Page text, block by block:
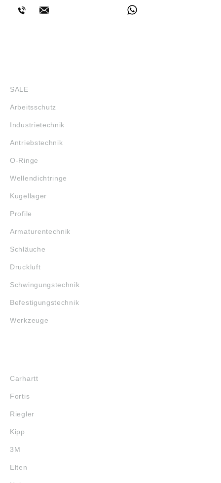
SALE
Arbeitsschutz
Industrietechnik
Antriebstechnik
O-Ringe
Wellendichtringe
Kugellager
Profile
Armaturentechnik
Schläuche
Druckluft
Schwingungstechnik
Befestigungstechnik
Werkzeuge
Carhartt
Fortis
Riegler
Kipp
3M
Elten